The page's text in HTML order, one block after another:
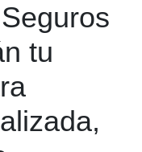
tu